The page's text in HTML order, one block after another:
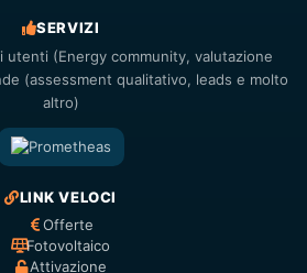
SERVIZI
utenti (Energy community, valutazione
(assessment qualitativo, leads e molto
altro)
LINK VELOCI
Offerte
Fotovoltaico
Attivazione